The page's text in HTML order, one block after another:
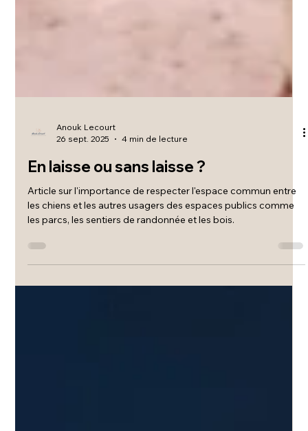
Anouk Lecourt
26 sept. 2025
4 min de lecture
En laisse ou sans laisse ?
Article sur l'importance de respecter l'espace commun entre
les chiens et les autres usagers des espaces publics comme